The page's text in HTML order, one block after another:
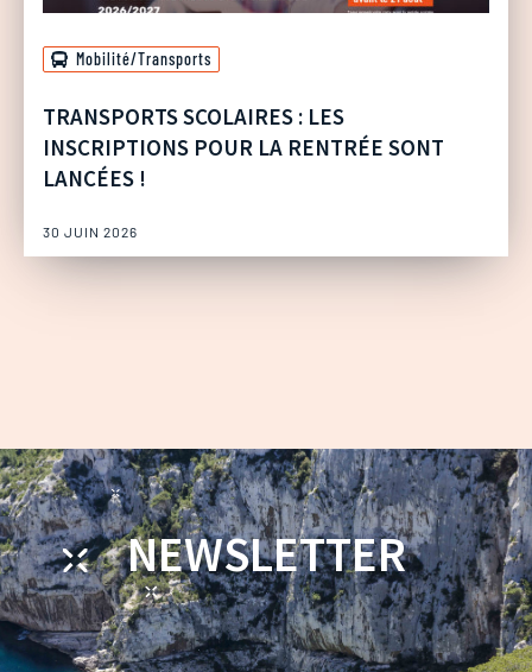
Mobilité/Transports
TRANSPORTS SCOLAIRES : LES
INSCRIPTIONS POUR LA RENTRÉE SONT
LANCÉES !
30 JUIN 2026
NEWSLETTER